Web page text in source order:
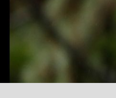
「90%は